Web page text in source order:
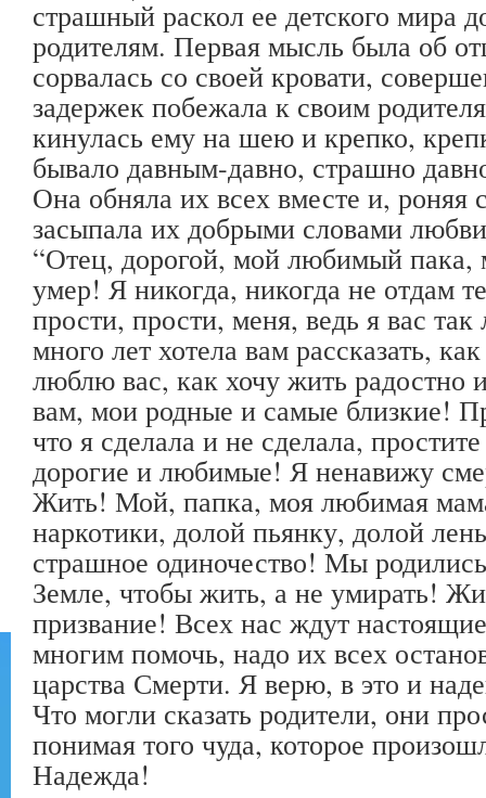
страшный раскол ее детского мира
родителям. Первая мысль была об
сорвалась со своей кровати,
задержек побежала к своим
кинулась ему на шею и крепко,
бывало давным-давно, страшно
Она обняла их всех вместе и, роняя
засыпала их добрыми словами
“Отец, дорогой, мой любимый пака,
умер! Я никогда, никогда не отдам
прости, прости, меня, ведь я вас
много лет хотела вам рассказать,
люблю вас, как хочу жить радостно
вам, мои родные и самые близкие!
что я сделала и не сделала,
дорогие и любимые! Я ненавижу
Жить! Мой, папка, моя любимая
наркотики, долой пьянку, долой
страшное одиночество! Мы
Земле, чтобы жить, а не умирать!
призвание! Всех нас ждут
многим помочь, надо их всех
царства Смерти. Я верю, в это и
Что могли сказать родители, они
понимая того чуда, которое
Надежда!